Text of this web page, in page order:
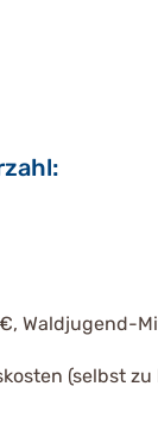
€, Waldjugend-
(selbst zu